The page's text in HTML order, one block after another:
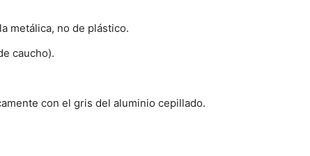
metálica, no de plástico.
caucho).
con el gris del aluminio cepillado.